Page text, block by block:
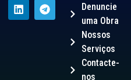
Denuncie
uma Obra
Nossos
Serviços
Contacte-
nos